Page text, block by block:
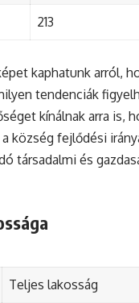
213
kaphatunk arról,
tendenciák
kínálnak arra is,
község fejlődési
társadalmi és
Teljes lakosság